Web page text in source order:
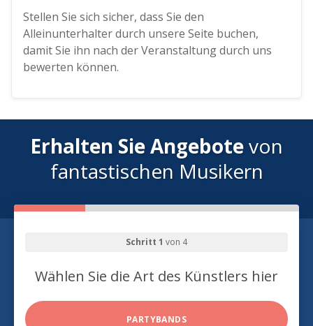
Stellen Sie sich sicher, dass Sie den
Alleinunterhalter durch unsere Seite buchen,
damit Sie ihn nach der Veranstaltung durch uns
bewerten können.
Erhalten Sie Angebotevon
fantastischen Musikern
Schritt 1 von 4
Wählen Sie die Art des Künstlers hier
PARTYBANDS